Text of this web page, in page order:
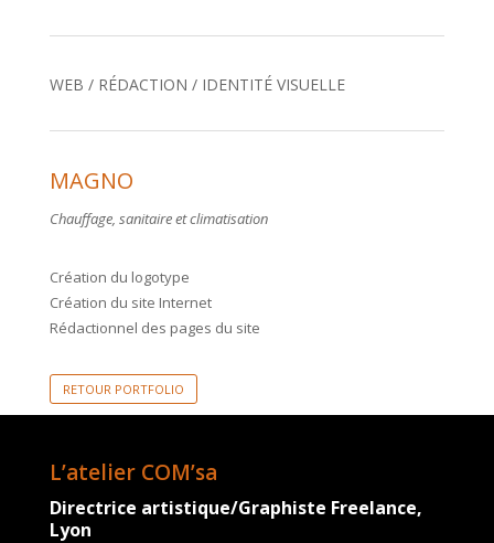
WEB / RÉDACTION / IDENTITÉ VISUELLE
MAGNO
Chauffage, sanitaire et climatisation
Création du logotype
Création du site Internet
Rédactionnel des pages du site
RETOUR PORTFOLIO
L’atelier COM’sa
Directrice artistique/Graphiste Freelance,
Lyon